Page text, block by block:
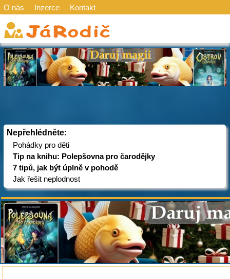
O nás Inzerce Kontakt
Nepřehlédněte:
Pohádky pro děti
Tip na knihu: Polepšovna pro čarodějky
7 tipů, jak být úplně v pohodě
Jak řešit neplodnost